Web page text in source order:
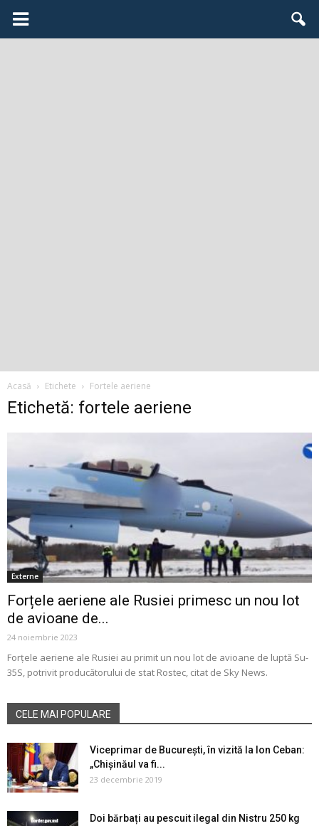
Acasă Etichete Fortele aeriene
Etichetă: fortele aeriene
Externe
Forțele aeriene ale Rusiei primesc un nou lot
de avioane de...
24 noiembrie 2023
Forțele aeriene ale Rusiei au primit un nou lot de avioane de luptă Su-
35S, potrivit producătorului de stat Rostec, citat de Sky News.
CELE MAI POPULARE
Viceprimar de București, în vizită la Ion Ceban:
„Chișinăul va fi...
23 decembrie 2019
Doi bărbați au pescuit ilegal din Nistru 250 kg